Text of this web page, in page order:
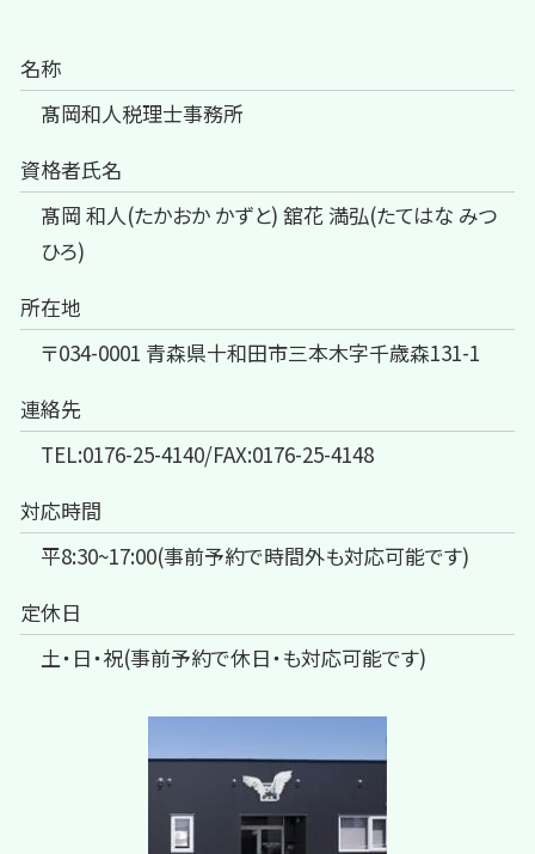
名称
髙岡和人税理士事務所
資格者氏名
髙岡 和人(たかおか かずと) 舘花 満弘(たてはな みつ
ひろ)
所在地
〒034-0001 青森県十和田市三本木字千歳森131-1
連絡先
TEL:0176-25-4140/FAX:0176-25-4148
対応時間
平8:30~17:00(事前予約で時間外も対応可能です)
定休日
土・日・祝(事前予約で休日・も対応可能です)